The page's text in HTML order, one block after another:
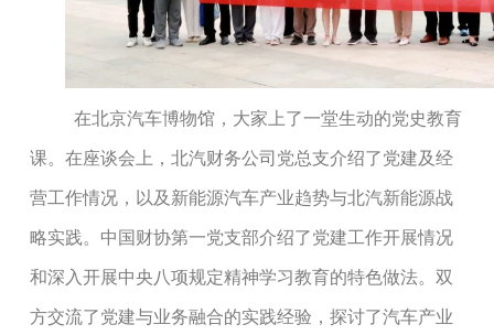
在北京汽车博物馆，大家上了一堂生动的党史教育
课。在座谈会上，北汽财务公司党总支介绍了党建及经
营工作情况，以及新能源汽车产业趋势与北汽新能源战
略实践。中国财协第一党支部介绍了党建工作开展情况
和深入开展中央八项规定精神学习教育的特色做法。双
方交流了党建与业务融合的实践经验，探讨了汽车产业